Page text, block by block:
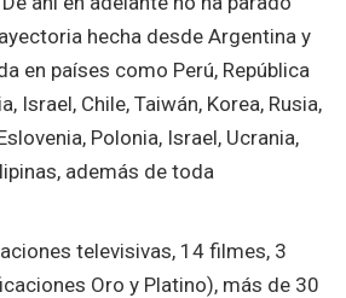
hecha desde Argentina y
en países como Perú, República
Israel, Chile, Taiwán, Korea, Rusia,
Polonia, Israel, Ucrania,
además de toda
televisivas, 14 filmes, 3
Oro y Platino), más de 30